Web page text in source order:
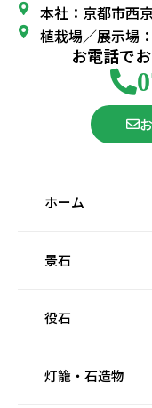
本社：京都市西
植栽場／展示場
お電話で
ホーム
景石
役石
灯籠・石造物